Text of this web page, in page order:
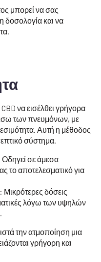
μπορεί να σας
δοσολογία και να
να εισέλθει γρήγορα
των πνευμόνων, με
Αυτή η μέθοδος
σύστημα.
Οδηγεί σε άμεσα
το αποτελεσματικό για
: Μικρότερες δόσεις
λόγω των υψηλών
την ατμοποίηση μια
γρήγορη και